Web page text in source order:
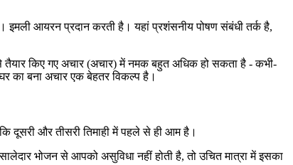
आयरन प्रदान करती है। यहां प्रशंसनीय पोषण संबंधी तर्क है,
किए गए अचार (अचार) में नमक बहुत अधिक हो सकता है - कभी-
का बना अचार एक बेहतर विकल्प है।
दूसरी और तीसरी तिमाही में पहले से ही आम है।
भोजन से आपको असुविधा नहीं होती है, तो उचित मात्रा में इसका